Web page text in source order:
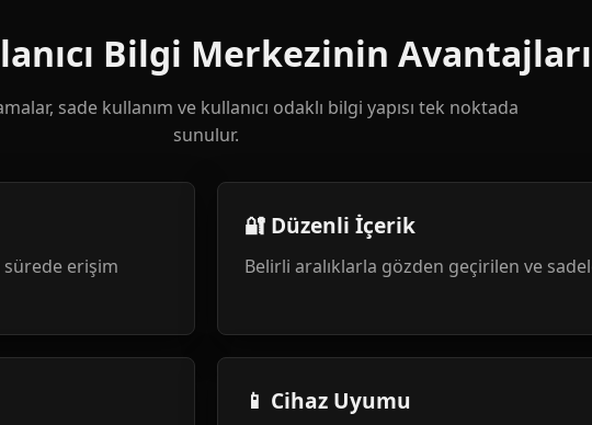
Bilgi Merkezinin Avantajları
sade kullanım ve kullanıcı odaklı bilgi yapısı tek noktada
sunulur.
sürede erişim
🔐 Düzenli İçerik
Belirli aralıklarla gözden geçirilen ve
📱 Cihaz Uyumu